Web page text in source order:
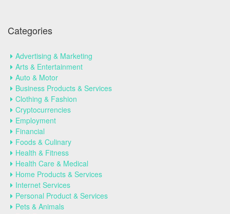
Categories
Advertising & Marketing
Arts & Entertainment
Auto & Motor
Business Products & Services
Clothing & Fashion
Cryptocurrencies
Employment
Financial
Foods & Culinary
Health & Fitness
Health Care & Medical
Home Products & Services
Internet Services
Personal Product & Services
Pets & Animals